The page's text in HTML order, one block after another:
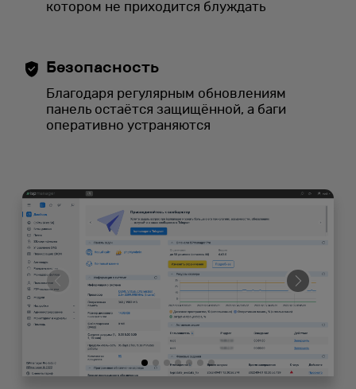
котором не приходится блуждать
Безопасность
Благодаря регулярным обновлениям
панель остаётся защищённой, а баги
оперативно устраняются